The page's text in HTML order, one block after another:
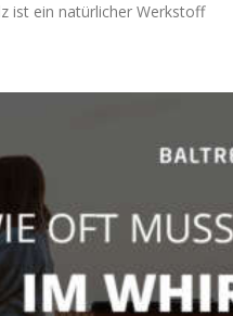
ist ein natürlicher Werkstoff